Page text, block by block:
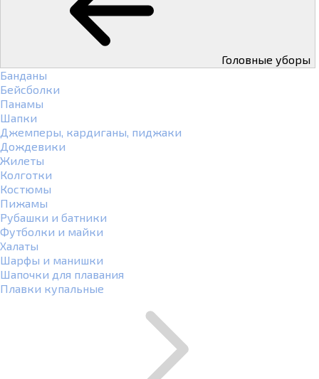
Головные уборы
Банданы
Бейсболки
Панамы
Шапки
Джемперы, кардиганы, пиджаки
Дождевики
Жилеты
Колготки
Костюмы
Пижамы
Рубашки и батники
Футболки и майки
Халаты
Шарфы и манишки
Шапочки для плавания
Плавки купальные